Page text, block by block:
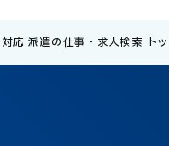
応 派遣の仕事・求人検索 ト